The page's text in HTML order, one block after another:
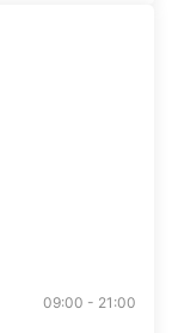
09:00 - 21:00